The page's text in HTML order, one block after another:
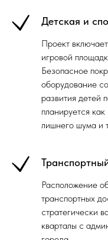
Детская и
Проект
игровой
Безопасное
оборудование
развития детей
планируется
лишнего шума и
Расположение
транспортных
стратегически
кварталы с